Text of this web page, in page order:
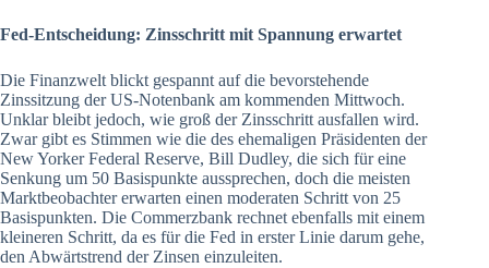
Fed-Entscheidung: Zinsschritt mit Spannung erwartet
Die Finanzwelt blickt gespannt auf die bevorstehende
Zinssitzung der US-Notenbank am kommenden Mittwoch.
Unklar bleibt jedoch, wie groß der Zinsschritt ausfallen wird.
Zwar gibt es Stimmen wie die des ehemaligen Präsidenten der
New Yorker Federal Reserve, Bill Dudley, die sich für eine
Senkung um 50 Basispunkte aussprechen, doch die meisten
Marktbeobachter erwarten einen moderaten Schritt von 25
Basispunkten. Die Commerzbank rechnet ebenfalls mit einem
kleineren Schritt, da es für die Fed in erster Linie darum gehe,
den Abwärtstrend der Zinsen einzuleiten.